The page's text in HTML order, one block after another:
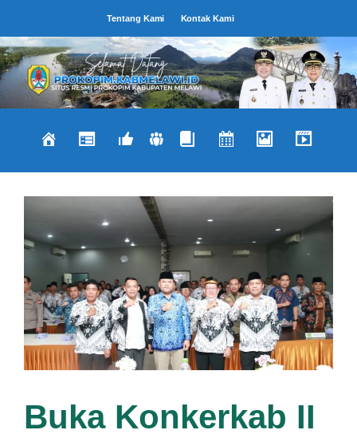
isi
Tentang Kami Kontak Kami
Buka Konkerkab II